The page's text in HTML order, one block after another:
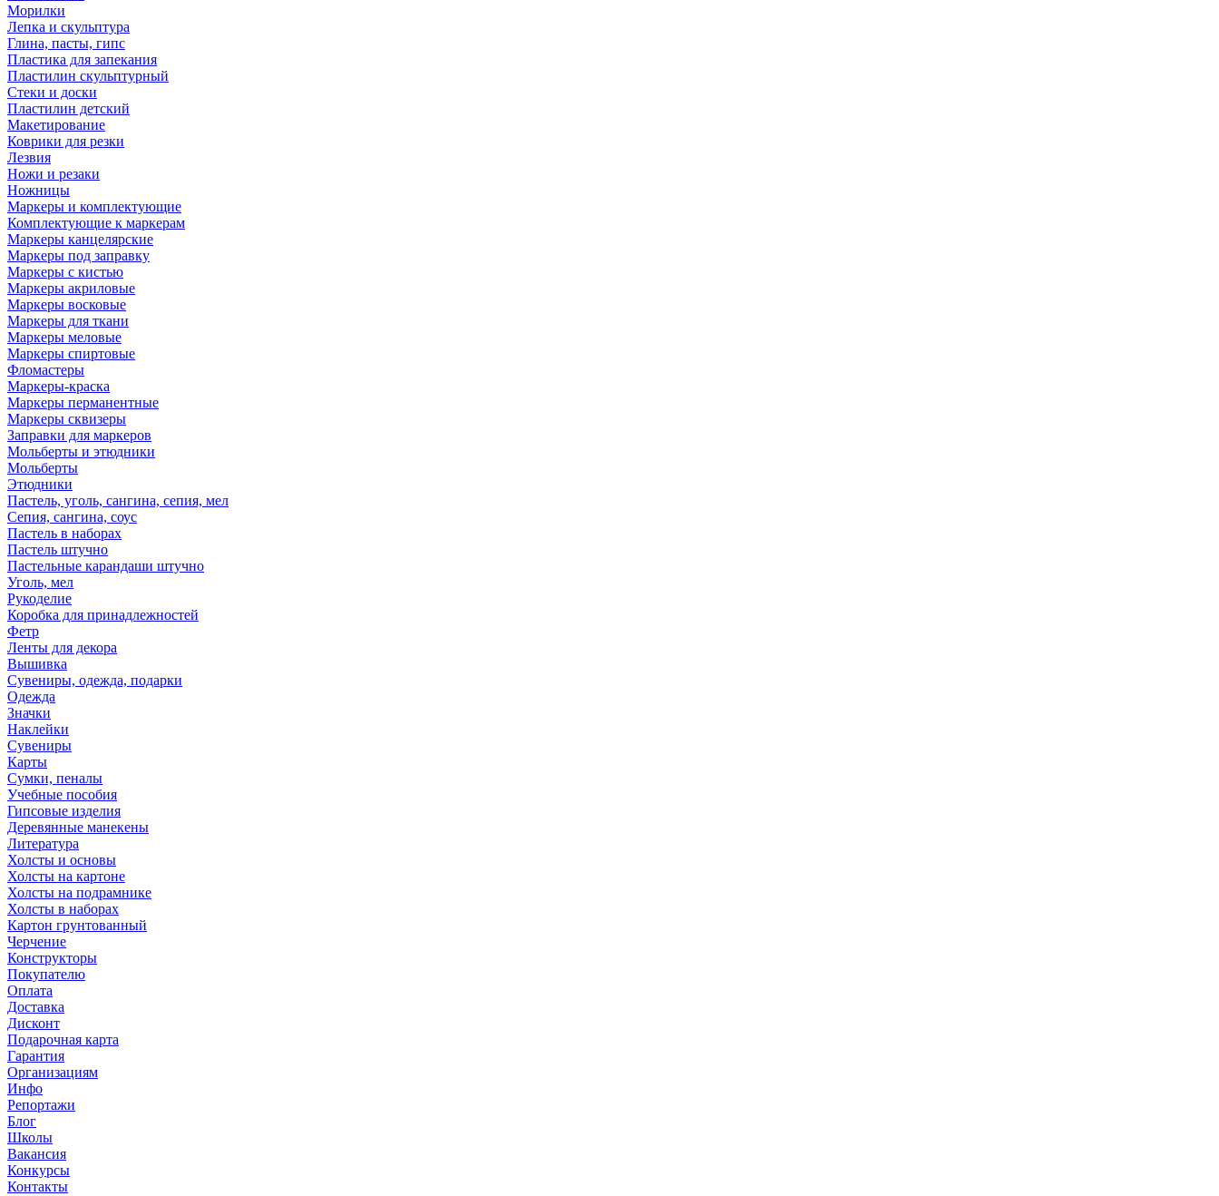
Морилки
Лепка и скульптура
Глина, пасты, гипс
Пластика для запекания
Пластилин скульптурный
Стеки и доски
Пластилин детский
Макетирование
Коврики для резки
Лезвия
Ножи и резаки
Ножницы
Маркеры и комплектующие
Комплектующие к маркерам
Маркеры канцелярские
Маркеры под заправку
Маркеры с кистью
Маркеры акриловые
Маркеры восковые
Маркеры для ткани
Маркеры меловые
Маркеры спиртовые
Фломастеры
Маркеры-краска
Маркеры перманентные
Маркеры сквизеры
Заправки для маркеров
Мольберты и этюдники
Мольберты
Этюдники
Пастель, уголь, сангина, сепия, мел
Сепия, сангина, соус
Пастель в наборах
Пастель штучно
Пастельные карандаши штучно
Уголь, мел
Рукоделие
Коробка для принадлежностей
Фетр
Ленты для декора
Вышивка
Сувениры, одежда, подарки
Одежда
Значки
Наклейки
Сувениры
Карты
Сумки, пеналы
Учебные пособия
Гипсовые изделия
Деревянные манекены
Литература
Холсты и основы
Холсты на картоне
Холсты на подрамнике
Холсты в наборах
Картон грунтованный
Черчение
Конструкторы
Покупателю
Оплата
Доставка
Дисконт
Подарочная карта
Гарантия
Организациям
Инфо
Репортажи
Блог
Школы
Вакансия
Конкурсы
Контакты